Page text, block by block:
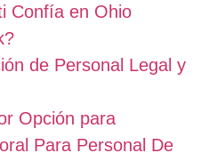
Confía en Ohio
de Personal Legal y
Opción para
Para Personal De